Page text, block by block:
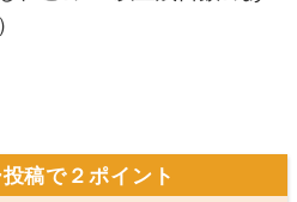
稿で２ポイント